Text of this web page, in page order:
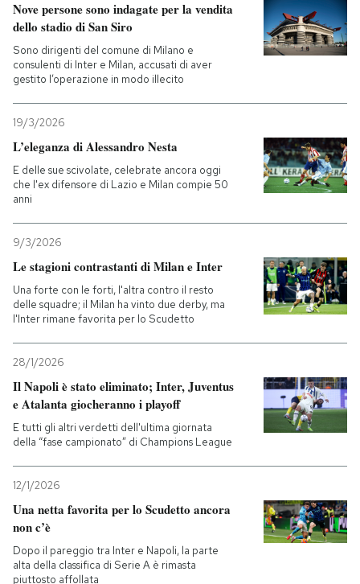
Nove persone sono indagate per la vendita
dello stadio di San Siro
Sono dirigenti del comune di Milano e
consulenti di Inter e Milan, accusati di aver
gestito l’operazione in modo illecito
19/3/2026
L’eleganza di Alessandro Nesta
E delle sue scivolate, celebrate ancora oggi
che l'ex difensore di Lazio e Milan compie 50
anni
9/3/2026
Le stagioni contrastanti di Milan e Inter
Una forte con le forti, l'altra contro il resto
delle squadre; il Milan ha vinto due derby, ma
l'Inter rimane favorita per lo Scudetto
28/1/2026
Il Napoli è stato eliminato; Inter, Juventus
e Atalanta giocheranno i playoff
E tutti gli altri verdetti dell'ultima giornata
della “fase campionato” di Champions League
12/1/2026
Una netta favorita per lo Scudetto ancora
non c’è
Dopo il pareggio tra Inter e Napoli, la parte
alta della classifica di Serie A è rimasta
piuttosto affollata